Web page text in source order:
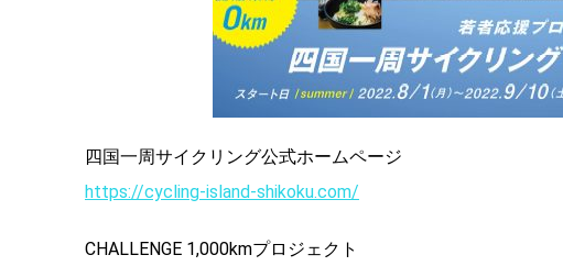
四国一周サイクリング公式ホームページ
https://cycling-island-shikoku.com/
CHALLENGE 1,000kmプロジェクト